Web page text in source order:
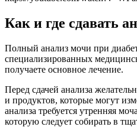
Как и где сдавать
Полный анализ мочи при
специализированных
получаете основное лечение.
Перед сдачей анализа
и продуктов, которые могут
анализа требуется утренняя
которую следует собирать в